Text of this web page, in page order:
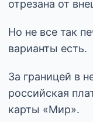
отрезана от
Но не все так
варианты есть.
За границей в
российская
карты «Мир».